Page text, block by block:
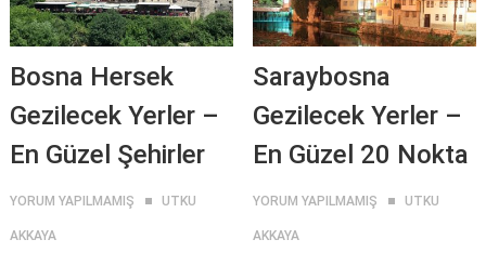
Bosna Hersek
Gezilecek Yerler –
En Güzel Şehirler
YORUM YAPILMAMIŞ UTKU
AKKAYA
Saraybosna
Gezilecek Yerler –
En Güzel 20 Nokta
YORUM YAPILMAMIŞ UTKU
AKKAYA